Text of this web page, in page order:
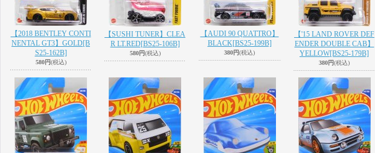
【2018 BENTLEY CONTI
NENTAL GT3】GOLD[B
S25-162B]
580円(税込)
【SUSHI TUNER】CLEA
R LT.RED[BS25-106B]
580円(税込)
【AUDI 90 QUATTRO】
BLACK[BS25-199B]
380円(税込)
【'15 LAND ROVER DEF
ENDER DOUBLE CAB】
YELLOW[BS25-179B]
380円(税込)